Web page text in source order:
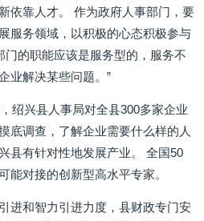
依靠人才。 作为政府人事部门，要
服务领域，以积极的心态积极参与
门的职能应该是服务型的，服务不
业解决某些问题。”
绍兴县人事局对全县300多家企业
底调查，了解企业需要什么样的人
县有针对性地发展产业。 全国50
能对接的创新型高水平专家。
进和智力引进力度，县财政专门安